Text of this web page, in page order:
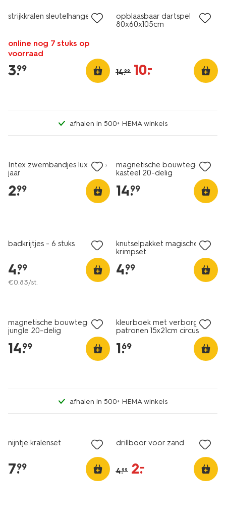
strijkkralen sleutelhanger
online nog 7 stuks op
voorraad
3.
99
opblaasbaar dartspel
80x60x105cm
14.99 10.
–
afhalen in 500+ HEMA winkels
Intex zwembandjes luxe 3-6
jaar
2.
99
magnetische bouwtegels
kasteel 20-delig
14.
99
badkrijtjes - 6 stuks
4.
99
€0.83/st.
knutselpakket magische
krimpset
4.
99
magnetische bouwtegels
jungle 20-delig
14.
99
kleurboek met verborgen
patronen 15x21cm circus
1.
69
afhalen in 500+ HEMA winkels
nijntje kralenset
7.
99
drillboor voor zand
4.99 2.
–